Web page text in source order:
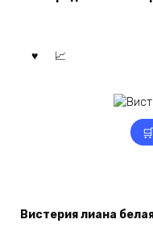
Вистерия лиана